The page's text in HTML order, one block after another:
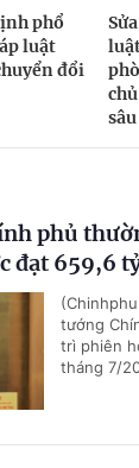
phổ
luật
đổi
phủ
đạt 659,6
tướng
trì phiên
tháng 7/